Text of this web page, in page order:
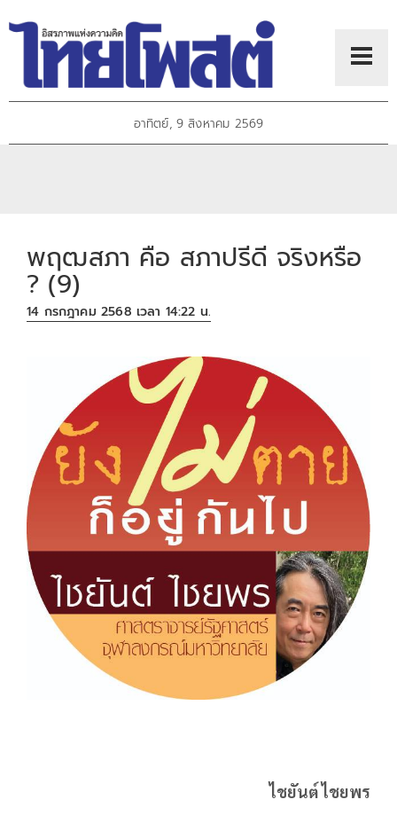
อาทิตย์, 9 สิงหาคม 2569
พฤฒสภา คือ สภาปรีดี จริงหรือ
? (9)
14 กรกฎาคม 2568 เวลา 14:22 น.
ไชยันต์ ไชยพร